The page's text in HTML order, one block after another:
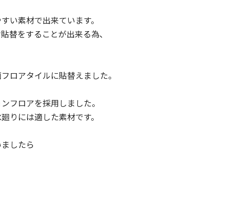
い素材で出来ています。
替をすることが出来る為、
ロアタイルに貼替えました。
フロアを採用しました。
りには適した素材です。
したら